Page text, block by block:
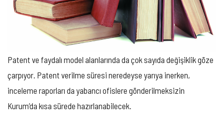
Patent ve faydalı model alanlarında da çok sayıda değişiklik göze
çarpıyor. Patent verilme süresi neredeyse yarıya inerken,
inceleme raporları da yabancı ofislere gönderilmeksizin
Kurum’da kısa sürede hazırlanabilecek.